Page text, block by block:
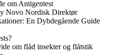
om Antigentest
Novo Nordisk Direktør
En Dybdegående Guide
om flåd insekter og flåtstik